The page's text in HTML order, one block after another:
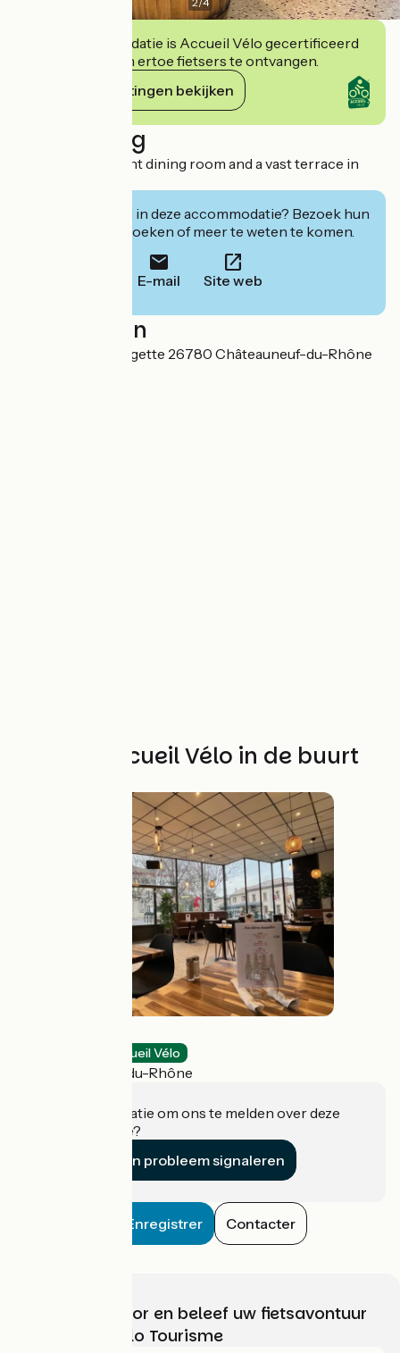
Deze accommodatie is Accueil Vélo gecertificeerd
en verbindt zich ertoe fietsers te ontvangen.
Haar verplichtingen bekijken
Beschrijving
Enjoy a large, bright dining room and a vast terrace in
Geïnteresseerd in deze accommodatie? Bezoek hun
website om te boeken of meer te weten te komen.
E-mail Site web
Localisation
3, place de la Grangette 26780 Châteauneuf-du-Rhône
Andere Accueil Vélo in de buurt
Accueil Vélo
Châteauneuf-du-Rhône
Heeft u informatie om ons te melden over deze
accommodatie?
Een probleem signaleren
Enregistrer Contacter
Kies, bereid voor en beleef uw fietsavontuur
met France Vélo Tourisme